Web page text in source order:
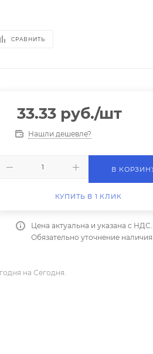
СРАВНИТЬ
33.33руб./шт
Нашли дешевле?
В
КУПИТЬ В 1 КЛИК
Цена актуальна и указана с НДС.
Обязательно уточнение наличия.
на Сегодня.